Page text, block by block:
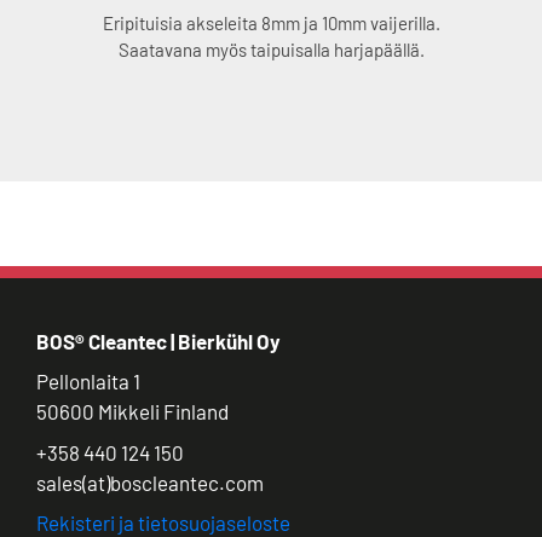
Eripituisia akseleita 8mm ja 10mm vaijerilla.
Saatavana myös taipuisalla harjapäällä.
BOS® Cleantec | Bierkühl Oy
Pellonlaita 1
50600 Mikkeli Finland
+358 440 124 150
sales(at)boscleantec.com
Rekisteri ja tietosuojaseloste